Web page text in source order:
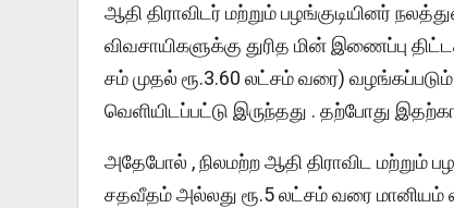
ஆதி திராவிடர் மற்றும் பழங்குடியினர்
விவசாயிகளுக்கு துரித மின் இணைப்பு
சம் முதல் ரூ.3.60 லட்சம் வரை) வழங்கப்படும்
வெளியிடப்பட்டு இருந்தது . தற்போது
அதேபோல் , நிலமற்ற ஆதி திராவிட மற்றும்
சதவீதம் அல்லது ரூ.5 லட்சம் வரை மானியம்